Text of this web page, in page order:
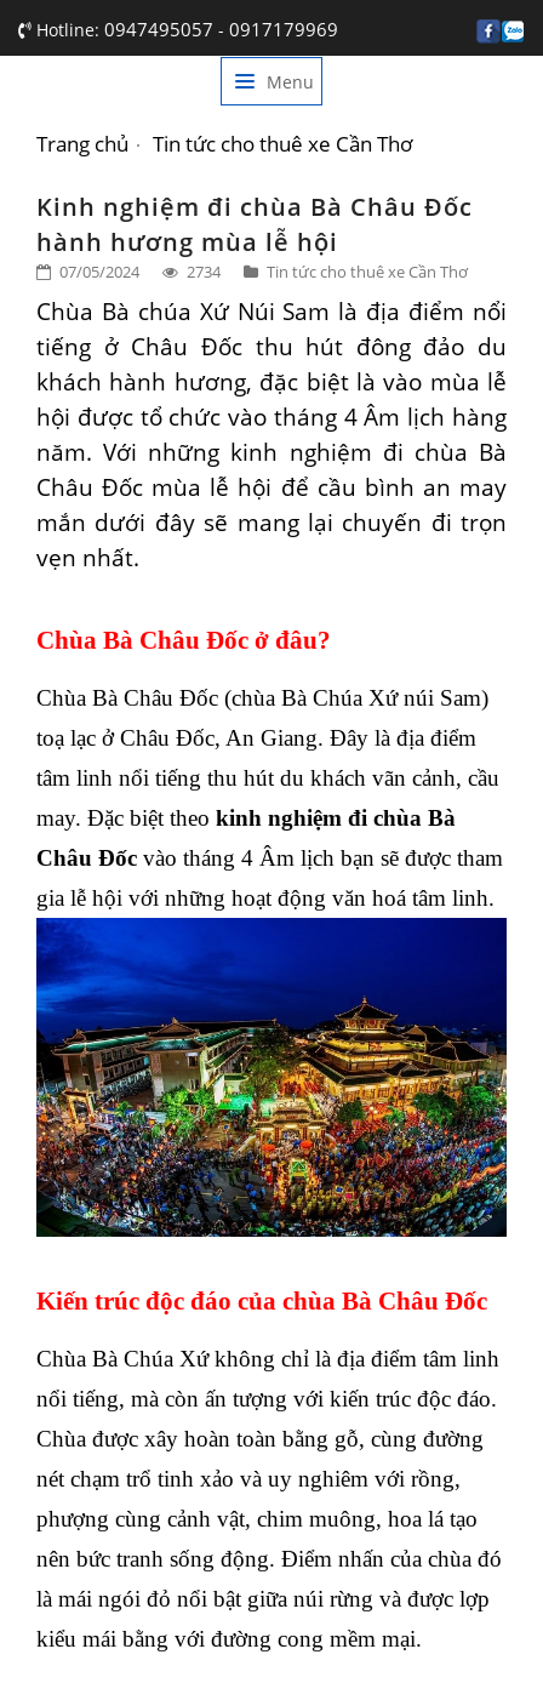
Hotline: 0947495057 - 0917179969
Menu
GIỚI THIỆU
DỊCH VỤ
BẢNG GIÁ
TIN TỨC
LIÊN HỆ
Trang chủ Tin tức cho thuê xe Cần Thơ
Kinh nghiệm đi chùa Bà Châu Đốc
hành hương mùa lễ hội
07/05/2024 2734 Tin tức cho thuê xe Cần Thơ
Chùa Bà chúa Xứ Núi Sam là địa điểm nổi
tiếng ở Châu Đốc thu hút đông đảo du
khách hành hương, đặc biệt là vào mùa lễ
hội được tổ chức vào tháng 4 Âm lịch hàng
năm. Với những kinh nghiệm đi chùa Bà
Châu Đốc mùa lễ hội để cầu bình an may
mắn dưới đây sẽ mang lại chuyến đi trọn
vẹn nhất.
Chùa Bà Châu Đốc ở đâu?
Chùa Bà Châu Đốc (chùa Bà Chúa Xứ núi Sam)
toạ lạc ở Châu Đốc, An Giang. Đây là địa điểm
tâm linh nổi tiếng thu hút du khách vãn cảnh, cầu
may. Đặc biệt theo kinh nghiệm đi chùa Bà
Châu Đốc vào tháng 4 Âm lịch bạn sẽ được tham
gia lễ hội với những hoạt động văn hoá tâm linh.
Kiến trúc độc đáo của chùa Bà Châu Đốc
Chùa Bà Chúa Xứ không chỉ là địa điểm tâm linh
nổi tiếng, mà còn ấn tượng với kiến trúc độc đáo.
Chùa được xây hoàn toàn bằng gỗ, cùng đường
nét chạm trổ tinh xảo và uy nghiêm với rồng,
phượng cùng cảnh vật, chim muông, hoa lá tạo
nên bức tranh sống động. Điểm nhấn của chùa đó
là mái ngói đỏ nổi bật giữa núi rừng và được lợp
kiểu mái bằng với đường cong mềm mại.